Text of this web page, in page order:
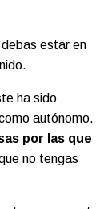
estar en
ha sido
autónomo.
por las que
no tengas